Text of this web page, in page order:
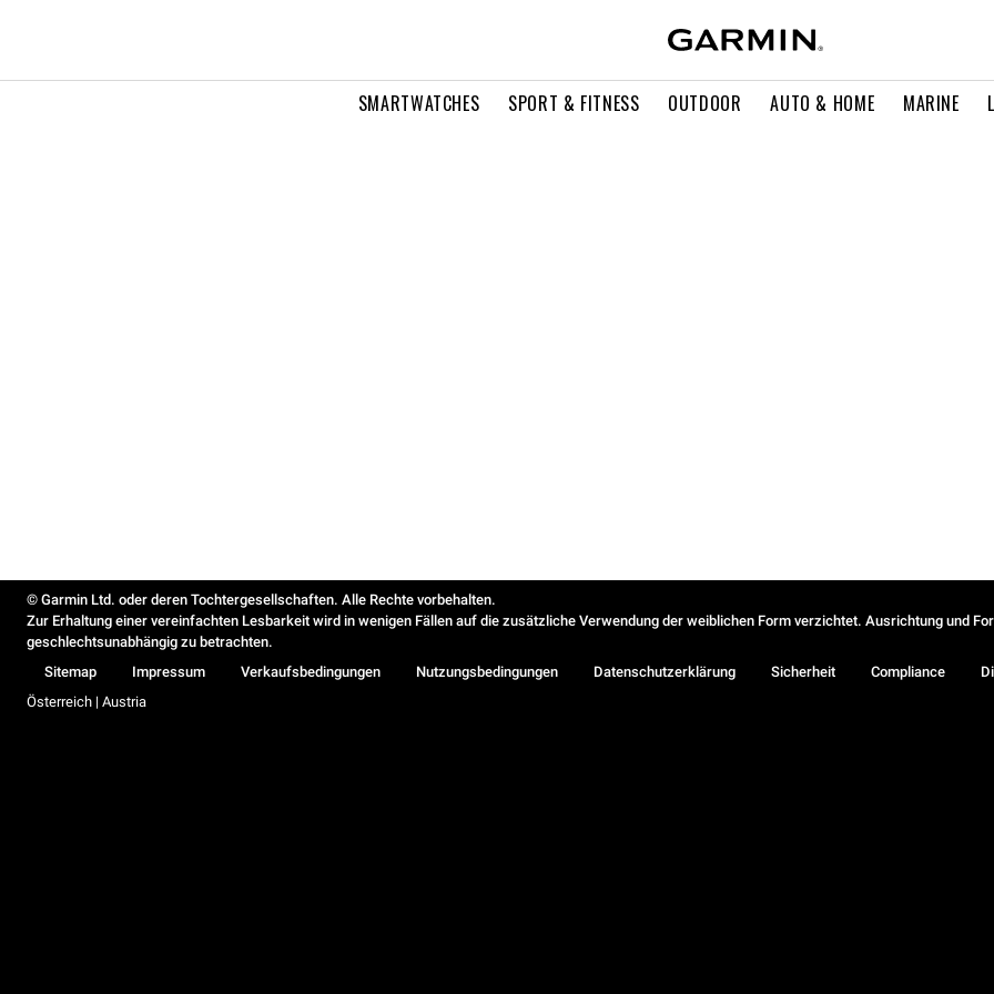
SMARTWATCHES SPORT & FITNESS OUTDOOR AUTO & HOME MARINE
© Garmin Ltd. oder deren Tochtergesellschaften. Alle Rechte vorbehalten.
Zur Erhaltung einer vereinfachten Lesbarkeit wird in wenigen Fällen auf die zusätzliche Verwendung der weiblichen Form verzichtet. Ausrichtung und
geschlechtsunabhängig zu betrachten.
Sitemap
Impressum Verkaufsbedingungen Nutzungsbedingungen Datenschutzerklärung Sicherheit Compliance
Österreich | Austria